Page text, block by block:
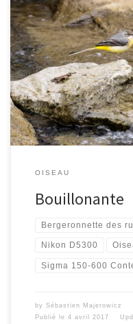
[…]
OISEAU
Bouillonante
Bergeronnette des
Nikon D5300
Sigma 150-600
by Sébastien Majerowicz
Publié le 4 avril 2017